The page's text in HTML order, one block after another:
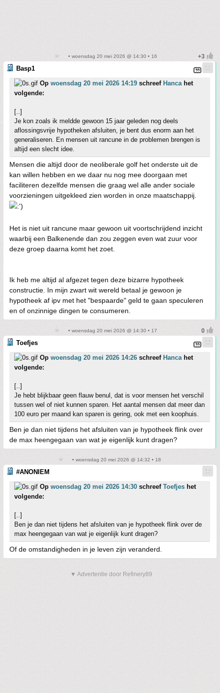
• woensdag 20 mei 2026 @ 14:30 • 16
Basp1
Op woensdag 20 mei 2026 14:19 schreef Hanca het
volgende:
[..]
Je kon zoals ik meldde gewoon 15 jaar geleden nog deels
aflossingsvrije hypotheken afsluiten, je bent dus enorm aan het
generaliseren. En mensen uit rancune in de problemen brengen is
altijd een slecht idee.
Mensen die altijd door de neoliberale golf het onderste uit de
kan willen hebben en we daar nu nog mee doorgaan met
faciliteren dezelfde mensen die graag wel alle ander sociale
voorzieningen uitgekleed zien worden in onze maatschappij.
Het is niet uit rancune maar gewoon uit voortschrijdend inzicht
waarbij een Balkenende dan zou zeggen even wat zuur voor
deze groep daarna komt het zoet.
Ik heb me altijd al afgezet tegen deze bizarre hypotheek
constructie. In mijn zwart wit wereld betaal je gewoon je
hypotheek af ipv met het "bespaarde" geld te gaan speculeren
en of onzinnige dingen te consumeren.
• woensdag 20 mei 2026 @ 14:30 • 17
Toefjes
Op woensdag 20 mei 2026 14:26 schreef Hanca het
volgende:
[..]
Je hebt blijkbaar geen flauw benul, dat is voor mensen het verschil
tussen wel of niet kunnen sparen. Het aantal mensen dat meer dan
100 euro per maand kan sparen is gering, ook met een koophuis.
Ben je dan niet tijdens het afsluiten van je hypotheek flink over
de max heengegaan van wat je eigenlijk kunt dragen?
• woensdag 20 mei 2026 @ 14:32 • 18
#ANONIEM
Op woensdag 20 mei 2026 14:30 schreef Toefjes het
volgende:
[..]
Ben je dan niet tijdens het afsluiten van je hypotheek flink over de
max heengegaan van wat je eigenlijk kunt dragen?
Of de omstandigheden in je leven zijn veranderd.
▼ Advertentie door Refinery89